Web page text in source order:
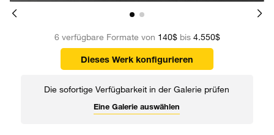
6 verfügbare Formate von 140$bis 4.550$
Dieses Werk konfigurieren
Die sofortige Verfügbarkeit in der Galerie prüfen
Eine Galerie auswählen